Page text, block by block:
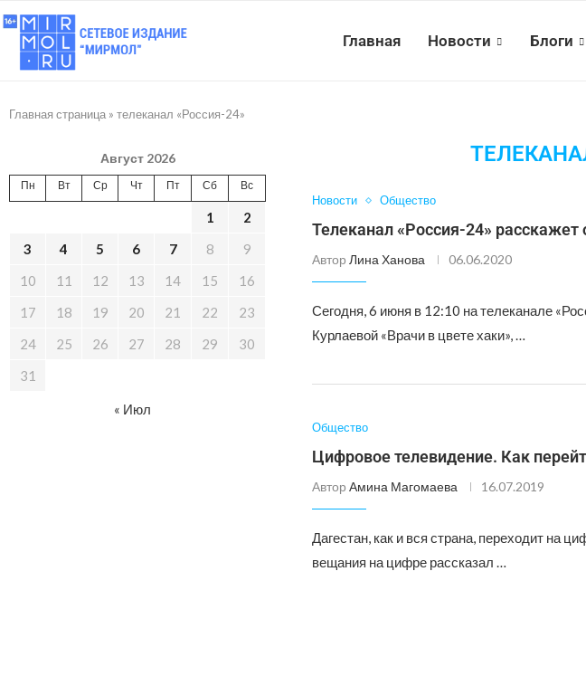
Главная Новости Блоги
Главная страница » телеканал «Россия-24»
Новости Общество
Телеканал «Россия-24» расскажет
Автор Лина Ханова 06.06.2020
Сегодня, 6 июня в 12:10 на телеканале
Курлаевой «Врачи в цвете хаки», …
Общество
Цифровое телевидение. Как
Автор Амина Магомаева 16.07.2019
Дагестан, как и вся страна, переходит на
вещания на цифре рассказал …
Август 2026
Пн Вт Ср Чт Пт Сб Вс
1
2
3
4 5 6 7 8
9
10
11 12 13 14 15
16
17
18 19 20 21 22
23
24
25 26 27 28 29
30
31
« Июл